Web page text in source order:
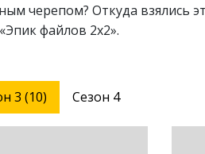
черепом? Откуда взялись
файлов 2х2».
3 (10) Сезон 4